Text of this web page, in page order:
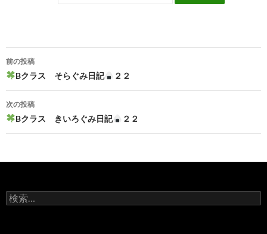
投
稿
ナ
ゲ
シ
前の投稿
Bクラス そらぐみ日記 ２２
次の投稿
Bクラス きいろぐみ日記 ２２
検
索